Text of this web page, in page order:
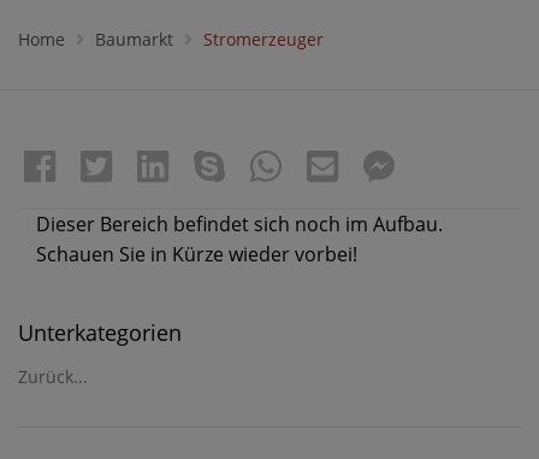
Home Baumarkt Stromerzeuger
Dieser Bereich befindet sich noch im Aufbau.
Schauen Sie in Kürze wieder vorbei!
Unterkategorien
Zurück...